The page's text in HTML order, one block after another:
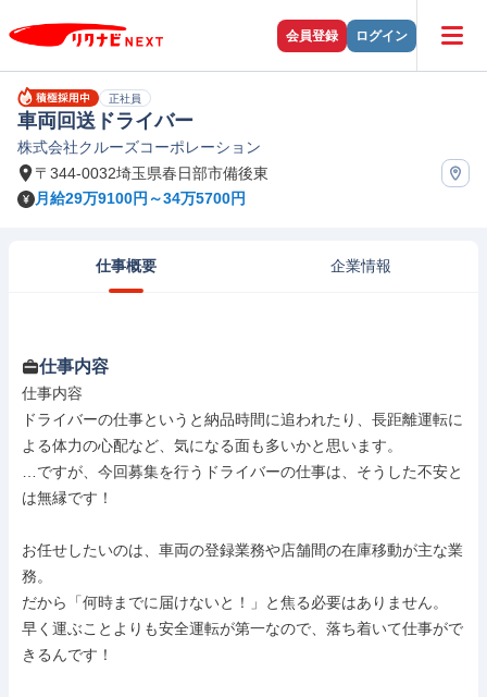
会員登録 ログイン
正社員
車両回送ドライバー
株式会社クルーズコーポレーション
〒344-0032埼玉県春日部市備後東
月給29万9100円～34万5700円
仕事概要 企業情報
仕事内容
仕事内容
ドライバーの仕事というと納品時間に追われたり、長距離運転に
よる体力の心配など、気になる面も多いかと思います。
…ですが、今回募集を行うドライバーの仕事は、そうした不安と
は無縁です！
お任せしたいのは、車両の登録業務や店舗間の在庫移動が主な業
務。
だから「何時までに届けないと！」と焦る必要はありません。
早く運ぶことよりも安全運転が第一なので、落ち着いて仕事がで
きるんです！